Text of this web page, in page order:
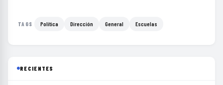
TAGS Política Dirección General Escuelas
RECIENTES